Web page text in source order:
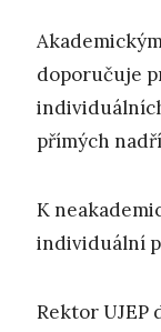
doporučuje
přímých
K
individuální
Rektor UJEP